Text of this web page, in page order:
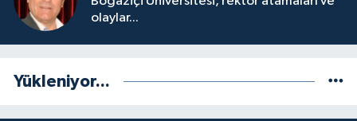
olaylar...
Yükleniyor...